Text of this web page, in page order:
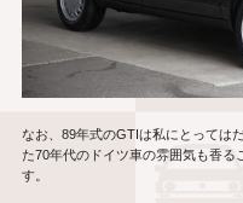
なお、 89年式のGTI は私にとっては
た70年代のドイツ車の雰囲気も香る
す。